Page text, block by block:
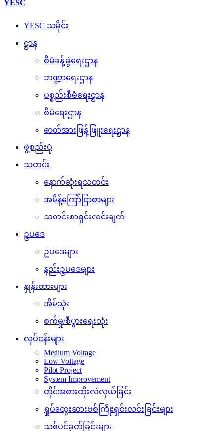
YESC
YESC သမိုင်း
ဌာန
စီမံခန့်ခွဲရေးဌာန
ဘဏ္ဍာရေးဌာန
ပစ္စည်းစီမံရေးဌာန
စီမံရေးဌာန
ဓာတ်အားဖြန့်ဖြူးရေးဌာန
ဖွဲ့စည်းပုံ
သတင်း
နောက်ဆုံးရသတင်း
အမိန့်ကြော်ငြာစာများ
သတင်းစာရှင်းလင်းချက်
ဥပဒေ
ဥပဒေများ
နည်းဥပဒေများ
နှုန်းထားများ
အိမ်သုံး
စက်မှု/စီပွားရေးသုံး
လုပ်ငန်းများ
Medium Voltage
Low Voltage
Pilot Project
System Improvement
တိုင်အစားထိုးလဲလှယ်ခြင်း
ရှုပ်ထွေးဆားဗစ်ကြိုးရှင်းလင်းခြင်းများ
သစ်ပင်ခုတ်ခြင်းများ